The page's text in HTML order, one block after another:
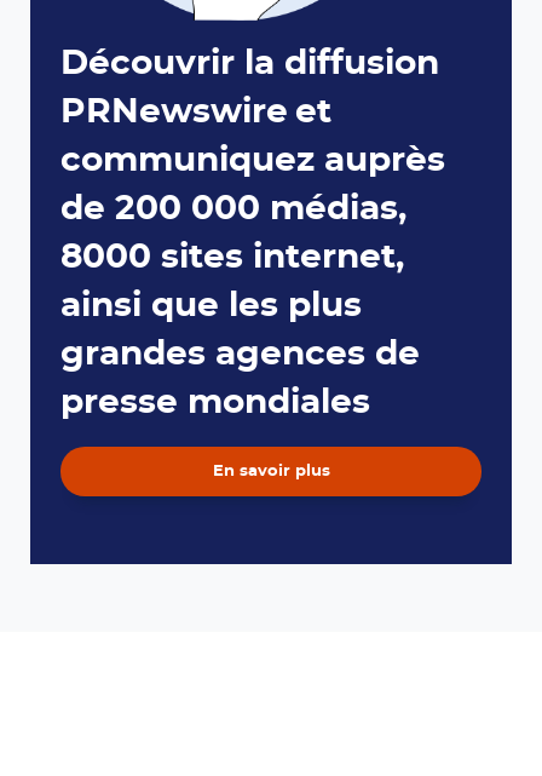
Découvrir la diffusion
PRNewswire et
communiquez auprès
de 200 000 médias,
8000 sites internet,
ainsi que les plus
grandes agences de
presse mondiales
En savoir plus